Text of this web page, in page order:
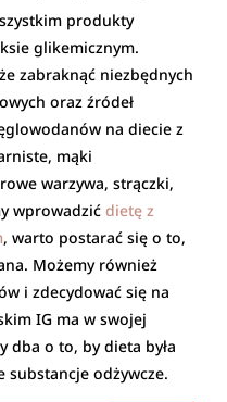
produkty
glikemicznym.
zabraknąć niezbędnych
oraz źródeł
na diecie z
mąki
warzywa, strączki,
wprowadzić dietę z
, warto postarać się o to,
Możemy również
i zdecydować się na
IG ma w swojej
dba o to, by dieta była
substancje odżywcze.